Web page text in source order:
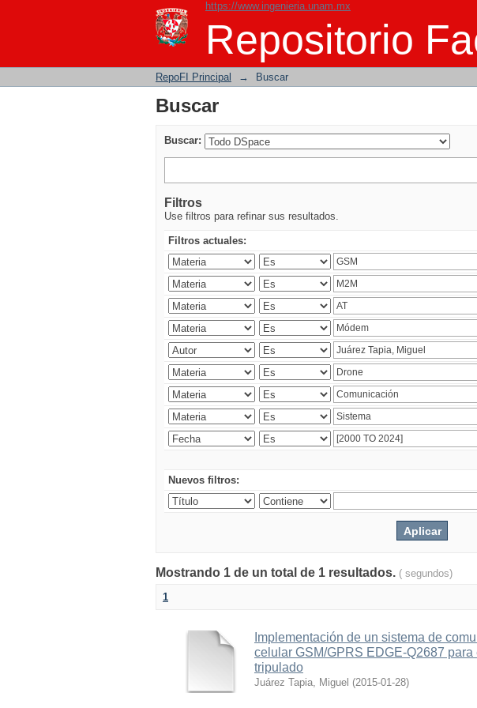
https://www.ingenieria.unam.mx
Repositorio
Buscar
RepoFI Principal → Buscar
Buscar
Buscar:
Filtros
Use filtros para refinar sus resultados.
Filtros actuales:
Nuevos filtros:
Mostrando 1 de un total de 1 resultados. ( segundos)
1
Implementación de un sistema de
celular GSM/GPRS EDGE-Q2687
tripulado
Juárez Tapia, Miguel (2015-01-28)